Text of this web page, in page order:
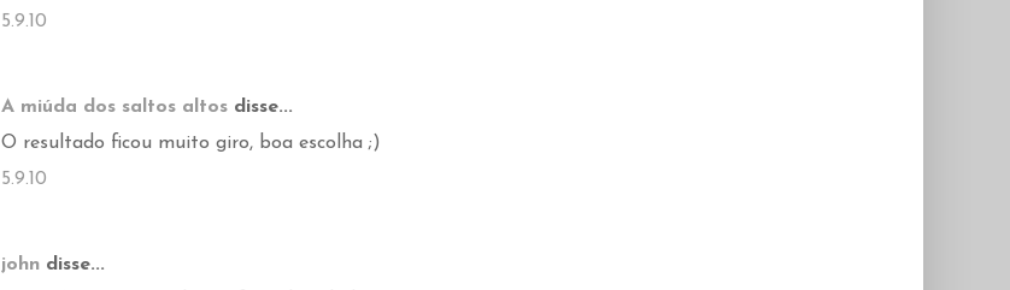
5.9.10
A miúda dos saltos altos disse...
O resultado ficou muito giro, boa escolha ;)
5.9.10
john disse...